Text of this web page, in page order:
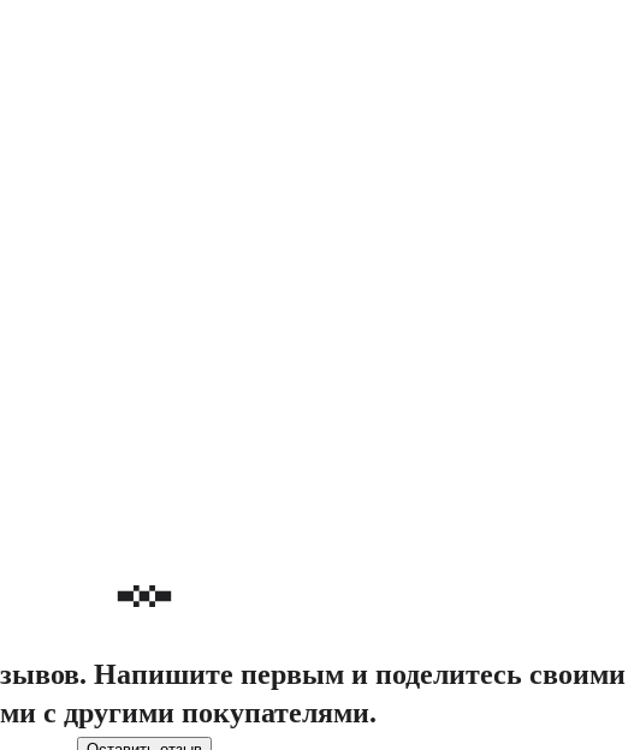
Напишите первым и поделитесь своими
с другими покупателями.